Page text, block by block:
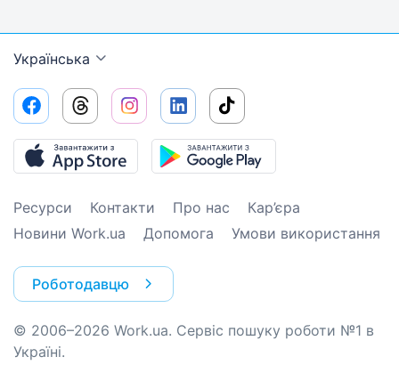
Українська
Ресурси Контакти Про нас
Кар’єра
Новини Work.ua
Допомога Умови використання
Роботодавцю
© 2006–2026 Work.ua. Сервіс пошуку роботи №1 в
Україні.